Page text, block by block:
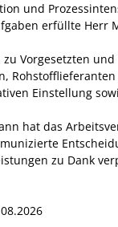
und
erfüllte Herr
zu Vorgesetzten und
Einstellung
hat das
zu Dank